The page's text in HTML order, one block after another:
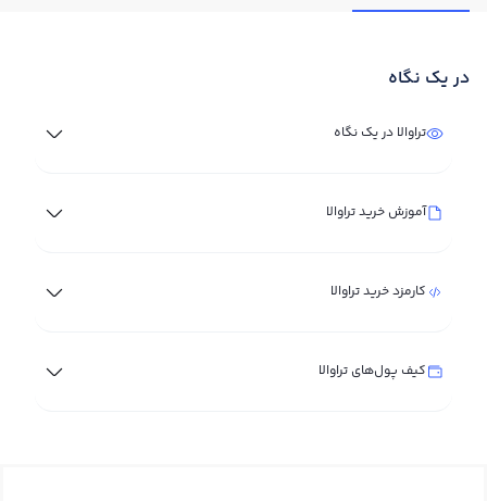
در یک نگاه
تراوالا در یک نگاه
آموزش خرید تراوالا
کارمزد خرید تراوالا
کیف پول‌های تراوالا